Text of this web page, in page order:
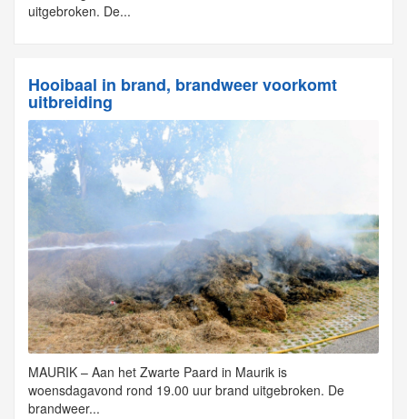
uitgebroken. De...
Hooibaal in brand, brandweer voorkomt
uitbreiding
MAURIK – Aan het Zwarte Paard in Maurik is
woensdagavond rond 19.00 uur brand uitgebroken. De
brandweer...